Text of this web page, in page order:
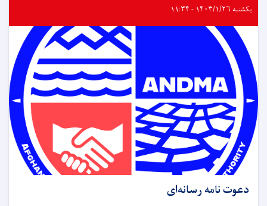
یکشنبه ۱۴۰۳/۱/۲۶ - ۱۱:۳۴
دعوت نامه رسانه‌ای